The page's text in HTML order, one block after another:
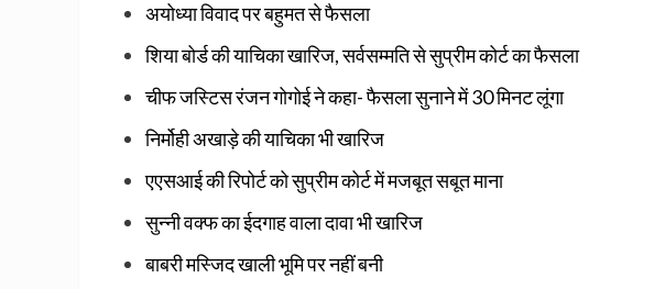
अयोध्‍या विवाद पर बहुमत से फैसला
शिया बोर्ड की याचिका खारिज, सर्वसम्‍मति से सुप्रीम कोर्ट का फैसला
चीफ जस्‍टिस रंजन गोगोई ने कहा- फैसला सुनाने में 30 मिनट लूंगा
निर्मोही अखाड़े की याचिका भी खारिज
एएसआई की रिपोर्ट को सुप्रीम कोर्ट में मजबूत सबूत माना
सुन्‍नी वक्‍फ का ईदगाह वाला दावा भी खारिज
बाबरी मस्‍जिद खाली भूमि पर नहीं बनी